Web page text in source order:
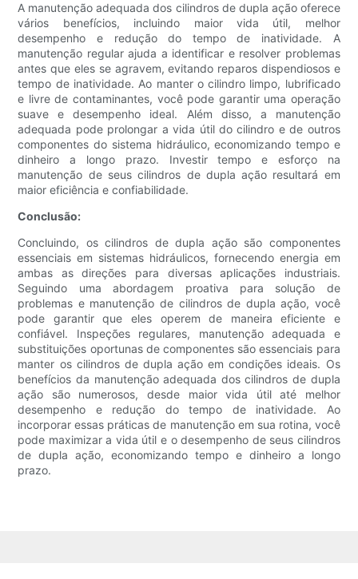
A manutenção adequada dos cilindros de dupla ação oferece
vários benefícios, incluindo maior vida útil, melhor
desempenho e redução do tempo de inatividade. A
manutenção regular ajuda a identificar e resolver problemas
antes que eles se agravem, evitando reparos dispendiosos e
tempo de inatividade. Ao manter o cilindro limpo, lubrificado
e livre de contaminantes, você pode garantir uma operação
suave e desempenho ideal. Além disso, a manutenção
adequada pode prolongar a vida útil do cilindro e de outros
componentes do sistema hidráulico, economizando tempo e
dinheiro a longo prazo. Investir tempo e esforço na
manutenção de seus cilindros de dupla ação resultará em
maior eficiência e confiabilidade.
Conclusão:
Concluindo, os cilindros de dupla ação são componentes
essenciais em sistemas hidráulicos, fornecendo energia em
ambas as direções para diversas aplicações industriais.
Seguindo uma abordagem proativa para solução de
problemas e manutenção de cilindros de dupla ação, você
pode garantir que eles operem de maneira eficiente e
confiável. Inspeções regulares, manutenção adequada e
substituições oportunas de componentes são essenciais para
manter os cilindros de dupla ação em condições ideais. Os
benefícios da manutenção adequada dos cilindros de dupla
ação são numerosos, desde maior vida útil até melhor
desempenho e redução do tempo de inatividade. Ao
incorporar essas práticas de manutenção em sua rotina, você
pode maximizar a vida útil e o desempenho de seus cilindros
de dupla ação, economizando tempo e dinheiro a longo
prazo.